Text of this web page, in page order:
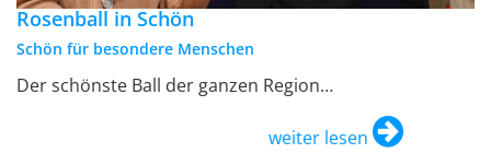
Rosenball in Schön
Schön für besondere Menschen
Der schönste Ball der ganzen Region…
weiter lesen